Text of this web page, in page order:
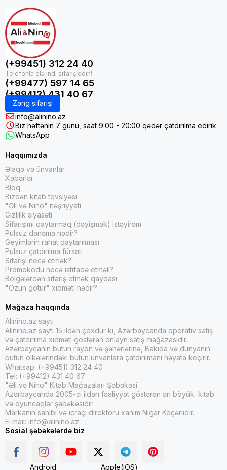
(+99451) 312 24 40
(+99477) 597 14 65
(+99412) 431 40 67
Zəng sifarişi
info@alinino.az
Biz həftənin 7 günü, saat 9:00 - 20:00 qədər çatdırılma edirik.
WhatsApp
Haqqımızda
Əlaqə və ünvanlar
Xəbərlər
Bloq
Bizdən kitab tövsiyəsi
"Əli və Nino" nəşriyyatı
Gizlilik siyasəti
Sifarişimi qaytarmaq (dəyişmək) istəyirəm
Pulsuz dənəmə nədir?
Geyimlərin rahat qaytarılması
Pulsuz çatdırılma fürsəti
Sifarişi necə etmək?
Promokodu necə istifadə etməli?
Bölgələrdən sifariş etmək qaydası
"Özün götür" xidməti nədir?
Mağaza haqqında
Alinino.az saytı
Alinino.az saytı 15 ildən çoxdur ki, Azərbaycanda operativ satış
və çatdırılma xidməti göstərən onlayn satış mağazasıdır.
Azərbaycanın bütün rayon və şəhərlərinə, Bakıda və dünyanın
bütün ölkələrindəki bütün ünvanlara çatdırılmanı həyata keçirir.
Whatsap: (+99451) 312 24 40
Tel: (+99412) 431 40 67
"Əli və Nino" Kitab Mağazaları Şəbəkəsi
Azərbaycanda 2005-ci ildən fəaliyyət göstərən ən böyük kitab
və oyuncaqlar şəbəkəsidir.
Markanın sahibi və icraçı direktoru xanım Nigar Köçərlidir.
E-mail: info@alinino.az
Sosial şəbəkələrdə biz
Android Apple(iOS)